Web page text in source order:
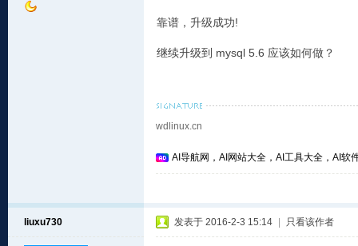
靠谱，升级成功!
继续升级到 mysql 5.6 应该如何做？
wdlinux.cn
AI导航网，AI网站大全，AI工具大全，AI软
liuxu730 发表于 2016-2-3 15:14 只看该作者